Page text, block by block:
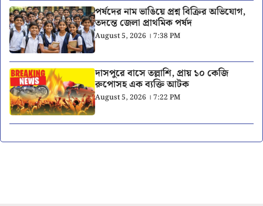
পর্ষদের নাম ভাঙিয়ে প্রশ্ন বিক্রির অভিযোগ,
তদন্তে জেলা প্রাথমিক পর্ষদ
August 5, 2026 । 7:38 PM
দাসপুরে বাসে তল্লাশি, প্রায় ১০ কেজি
রুপোসহ এক ব্যক্তি আটক
August 5, 2026 । 7:22 PM